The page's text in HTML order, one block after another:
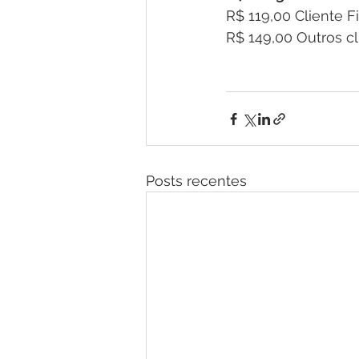
R$ 119,00 Cliente
R$ 149,00 Outros
Posts recentes